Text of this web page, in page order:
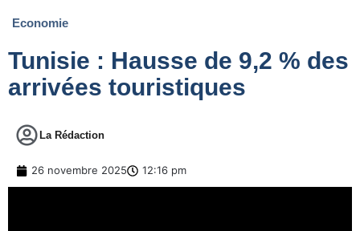
Economie
Tunisie : Hausse de 9,2 % des
arrivées touristiques
La Rédaction
26 novembre 2025 12:16 pm